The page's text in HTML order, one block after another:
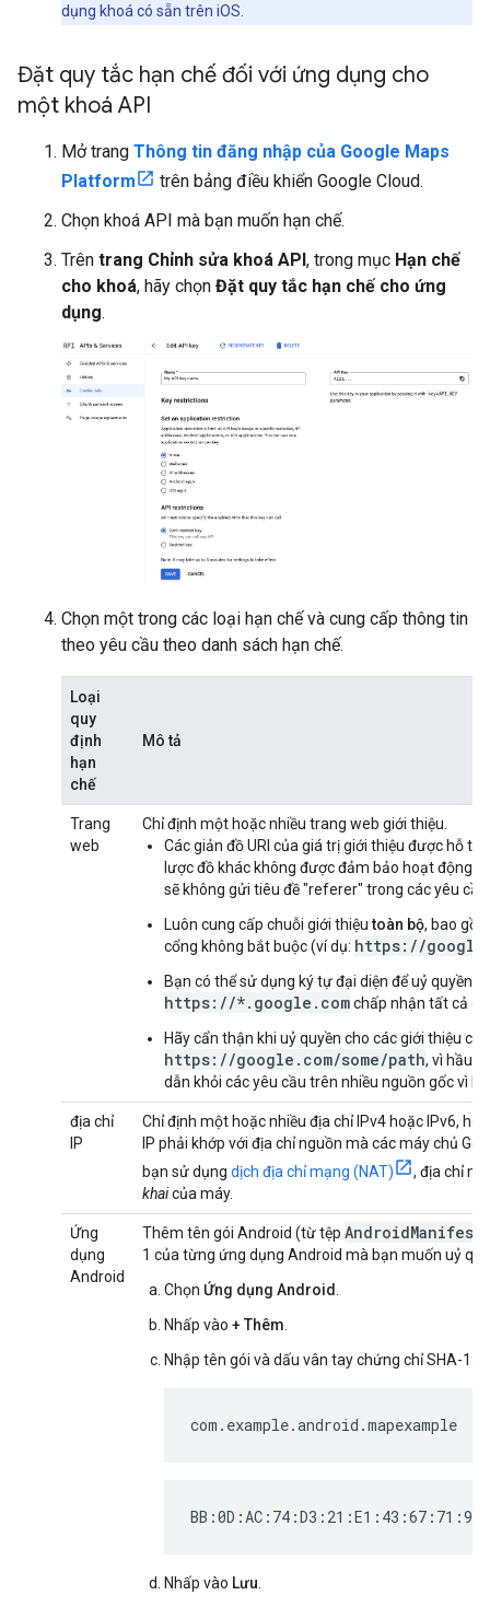
dụng khoá có sẵn trên iOS.
Đặt quy tắc hạn chế đối với ứng dụng cho
một khoá API
Mở trang Thông tin đăng nhập của Google Maps
Platform
trên bảng điều khiển Google Cloud.
Chọn khoá API mà bạn muốn hạn chế.
Trên trang Chỉnh sửa khoá API, trong mục Hạn chế
cho khoá, hãy chọn Đặt quy tắc hạn chế cho ứng
dụng.
Chọn một trong các loại hạn chế và cung cấp thông tin
theo yêu cầu theo danh sách hạn chế.
Loại
quy
định
hạn
chế
Mô tả
Trang
web
Chỉ định một hoặc nhiều trang web giới thiệu.
Các giản đồ URI của giá trị giới thiệu được hỗ
lược đồ khác không được đảm bảo hoạt động
sẽ không gửi tiêu đề "referer" trong các yêu
Luôn cung cấp chuỗi giới thiệutoàn bộ, bao
cổng không bắt buộc (ví dụ: https://
Bạn có thể sử dụng ký tự đại diện để uỷ quyền
https://*.google.comchấp nhận tất cả
Hãy cẩn thận khi uỷ quyền cho các giới thiệu có
https://google.com/some/path, vì hầu
dẫn khỏi các yêu cầu trên nhiều nguồn gốc vì lý
địa chỉ
IP
Chỉ định một hoặc nhiều địa chỉ IPv4 hoặc IPv6,
IP phải khớp với địa chỉ nguồn mà các máy chủ
bạn sử dụng dịch địa chỉ mạng (NAT)
, địa chỉ
khaicủa máy.
Ứng
dụng
Android
Thêm tên gói Android (từ tệp
1 của từng ứng dụng Android mà bạn muốn uỷ
Chọn Ứng dụng Android
Nhấp vào + Thêm
Nhập tên gói và dấu vân tay chứng chỉ SHA-1.
com.example.android.mapexample
Nhấp vào Lưu